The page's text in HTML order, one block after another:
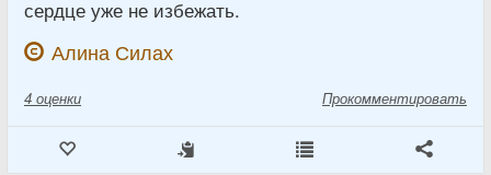
сердце уже не избежать.
Алина Силах
4 оценки Прокомментировать